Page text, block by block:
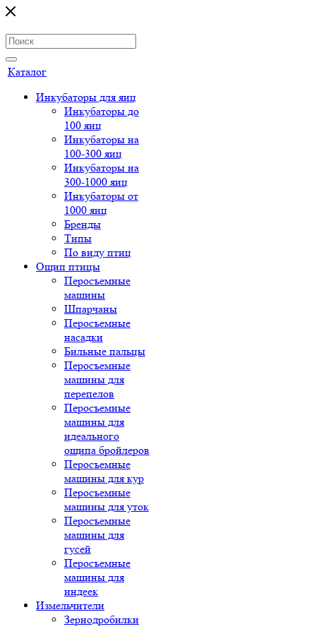
Каталог
Инкубаторы для яиц
Инкубаторы до
100 яиц
Инкубаторы на
100-300 яиц
Инкубаторы на
300-1000 яиц
Инкубаторы от
1000 яиц
Бренды
Типы
По виду птиц
Ощип птицы
Перосъемные
машины
Шпарчаны
Перосъемные
насадки
Бильные пальцы
Перосъемные
машины для
перепелов
Перосъемные
машины для
идеального
ощипа бройлеров
Перосъемные
машины для кур
Перосъемные
машины для уток
Перосъемные
машины для
гусей
Перосъемные
машины для
индеек
Измельчители
Зернодробилки